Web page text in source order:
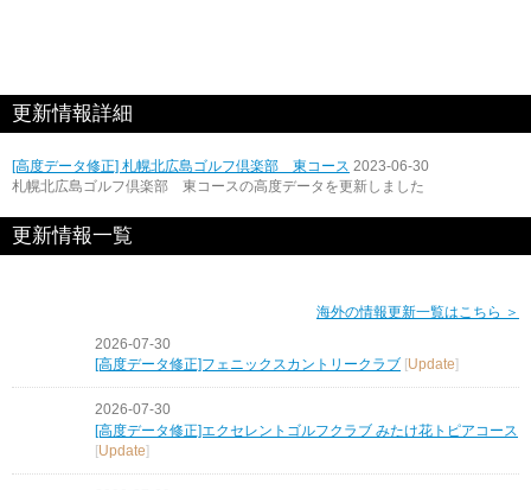
更新情報詳細
[高度データ修正] 札幌北広島ゴルフ倶楽部 東コース 2023-06-30
札幌北広島ゴルフ倶楽部 東コースの高度データを更新しました
更新情報一覧
海外の情報更新一覧はこちら ＞
2026-07-30
[高度データ修正]フェニックスカントリークラブ
Update
2026-07-30
[高度データ修正]エクセレントゴルフクラブ みたけ花トピアコース
[Update]